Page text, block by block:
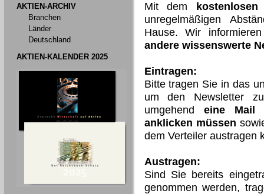
AKTIEN-ARCHIV
Branchen
Länder
Deutschland
AKTIEN-KALENDER 2025
Mit dem
unregelmäßigen
Hause. Wir
andere wissenswerte
Eintragen:
Bitte tragen Sie in das
um den Newsletter
umgehend eine Mail
anklicken müssen
dem Verteiler austragen
Austragen:
Sind Sie bereits
genommen werden,